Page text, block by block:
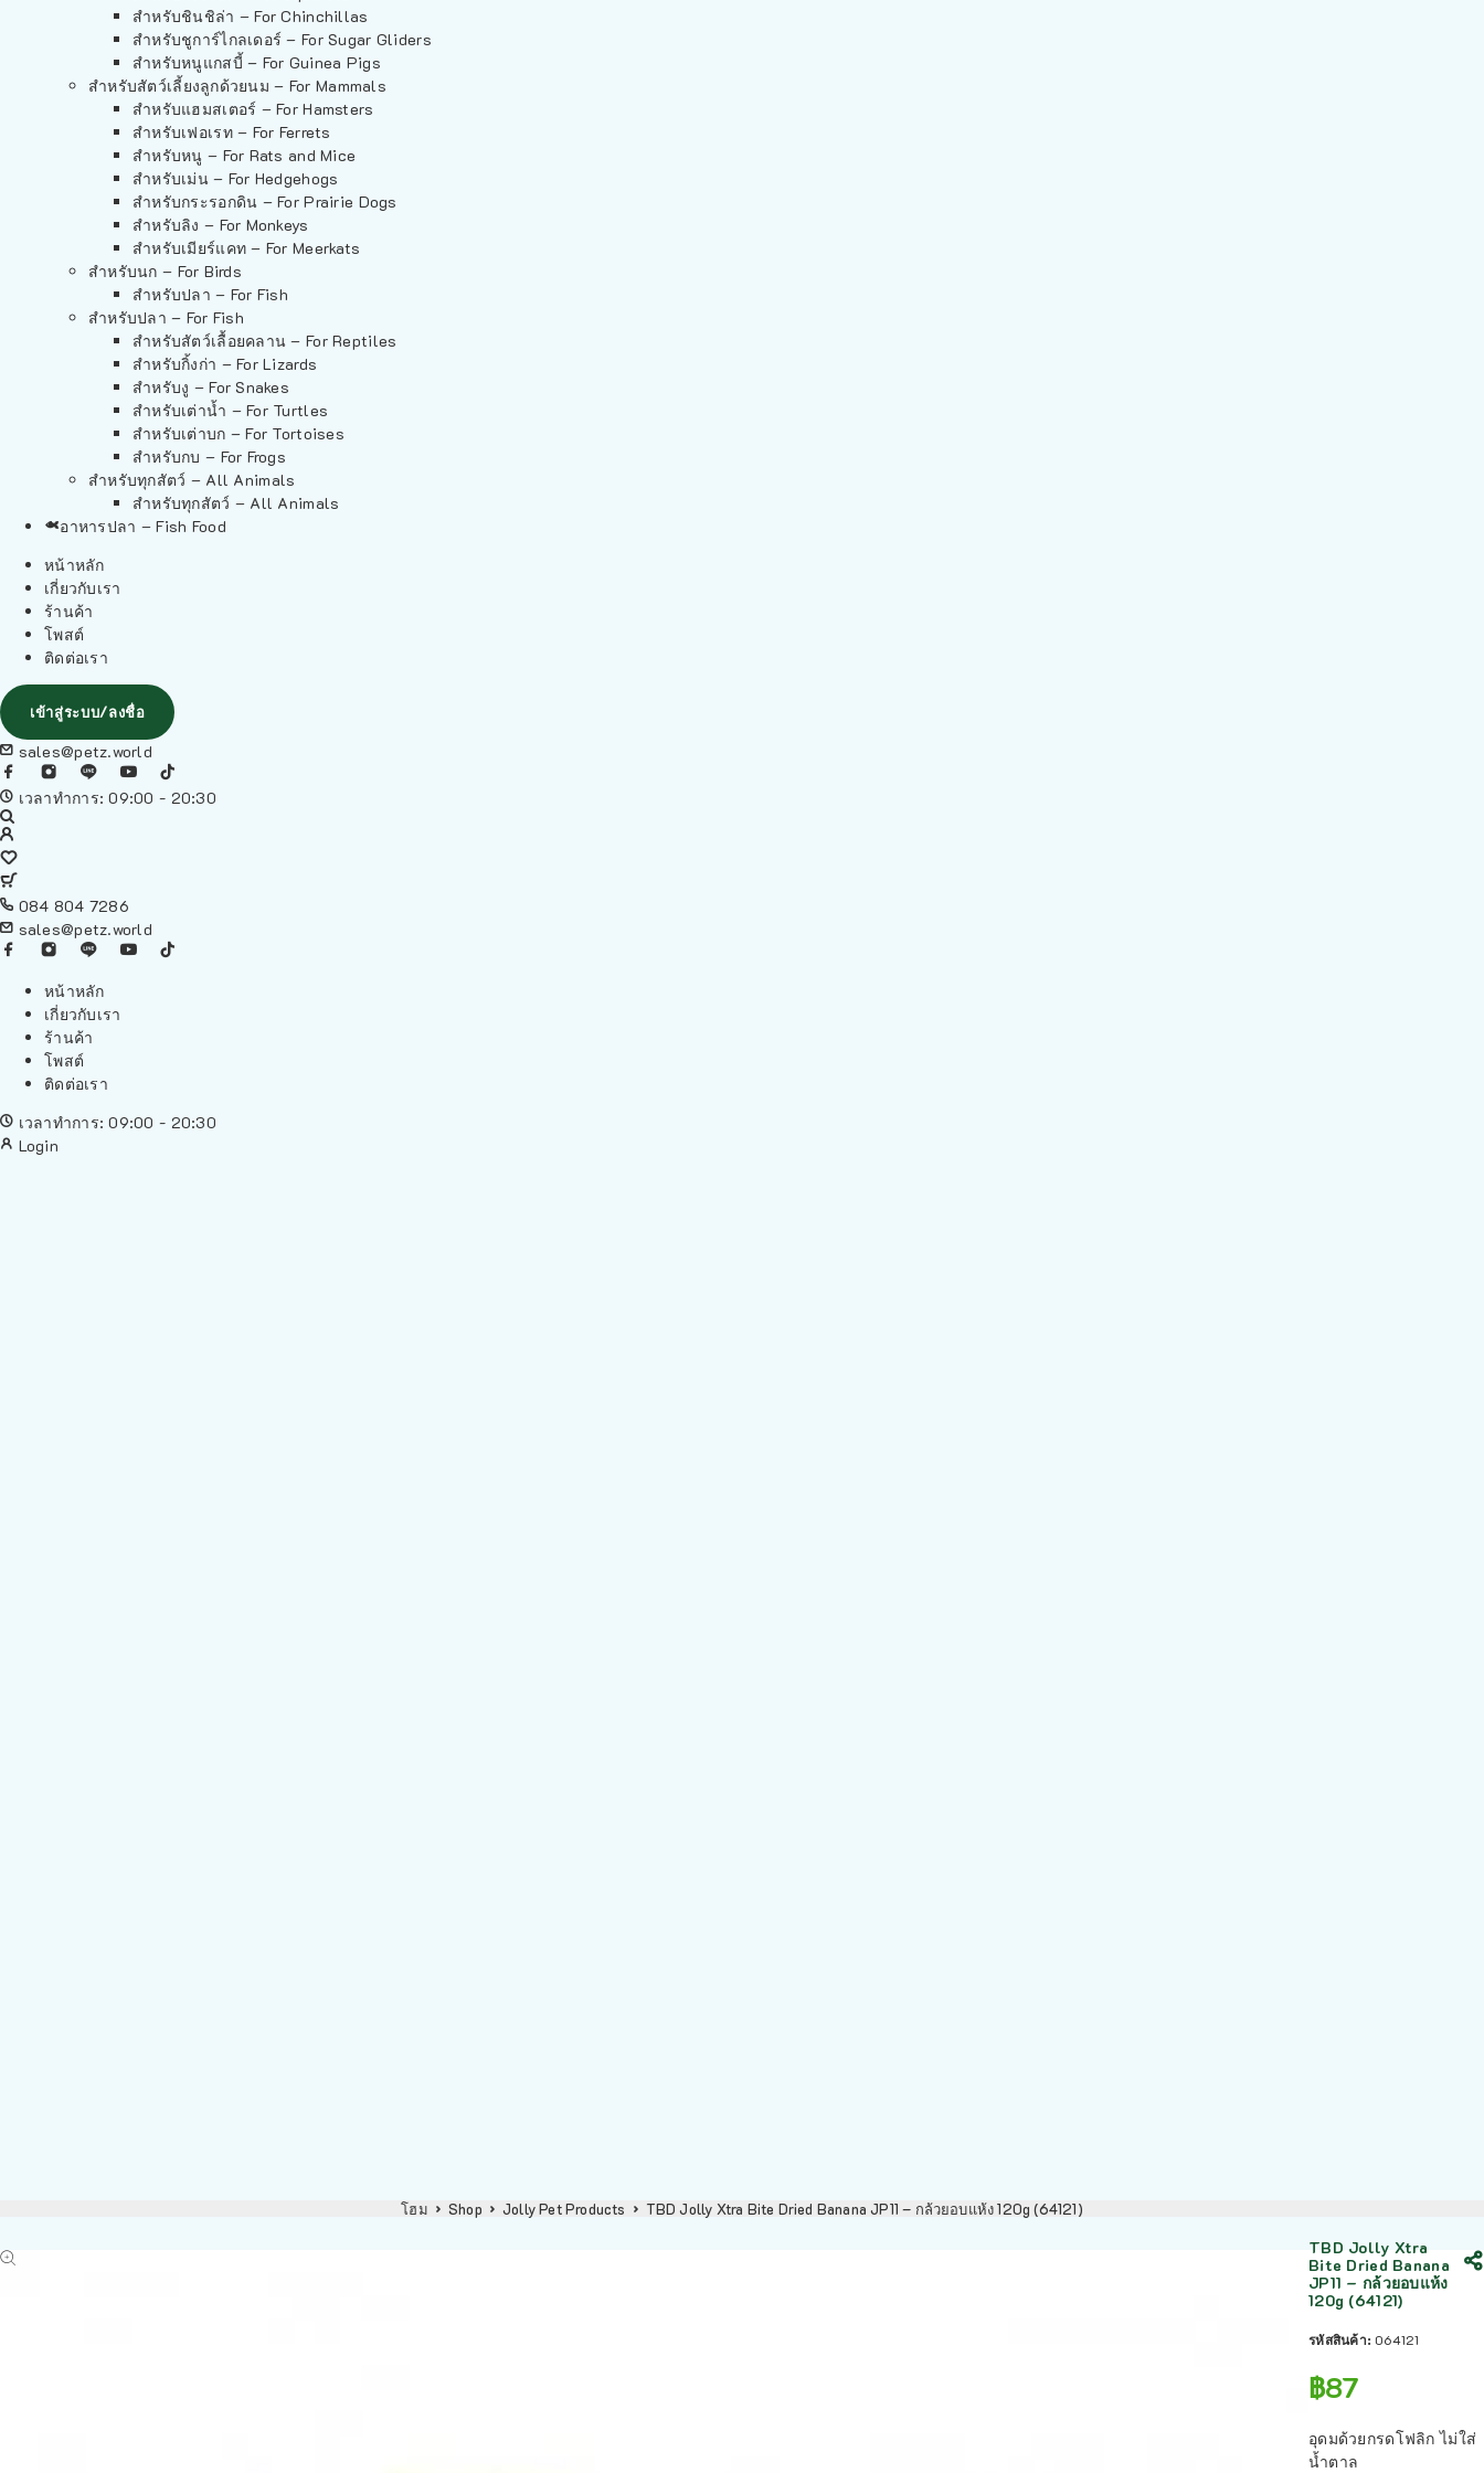
สำหรับชินชิล่า – For Chinchillas
สำหรับชูการ์ไกลเดอร์ – For Sugar Gliders
สำหรับหนูแกสบี้ – For Guinea Pigs
สำหรับสัตว์เลี้ยงลูกด้วยนม – For Mammals
สำหรับแฮมสเตอร์ – For Hamsters
สำหรับเฟอเรท – For Ferrets
สำหรับหนู – For Rats and Mice
สำหรับเม่น – For Hedgehogs
สำหรับกระรอกดิน – For Prairie Dogs
สำหรับลิง – For Monkeys
สำหรับเมียร์แคท – For Meerkats
สำหรับนก – For Birds
สำหรับปลา – For Fish
สำหรับปลา – For Fish
สำหรับสัตว์เลื้อยคลาน – For Reptiles
สำหรับกิ้งก่า – For Lizards
สำหรับงู – For Snakes
สำหรับเต่าน้ำ – For Turtles
สำหรับเต่าบก – For Tortoises
สำหรับกบ – For Frogs
สำหรับทุกสัตว์ – All Animals
สำหรับทุกสัตว์ – All Animals
อาหารปลา – Fish Food
หน้าหลัก
เกี่ยวกับเรา
ร้านค้า
โพสต์
ติดต่อเรา
เข้าสู่ระบบ/ลงชื่อ
sales@petz.world
เวลาทำการ: 09:00 - 20:30
084 804 7286
sales@petz.world
หน้าหลัก
เกี่ยวกับเรา
ร้านค้า
โพสต์
ติดต่อเรา
เวลาทำการ: 09:00 - 20:30
Login
โฮม Shop Jolly Pet Products TBD Jolly Xtra Bite Dried Banana JP11 – กล้วยอบแห้ง 120g (64121)
TBD Jolly Xtra
Bite Dried Banana
JP11 – กล้วยอบแห้ง
120g (64121)
รหัสสินค้า: 064121
฿87
อุดมด้วยกรดโฟลิก ไม่ใส่
น้ำตาล